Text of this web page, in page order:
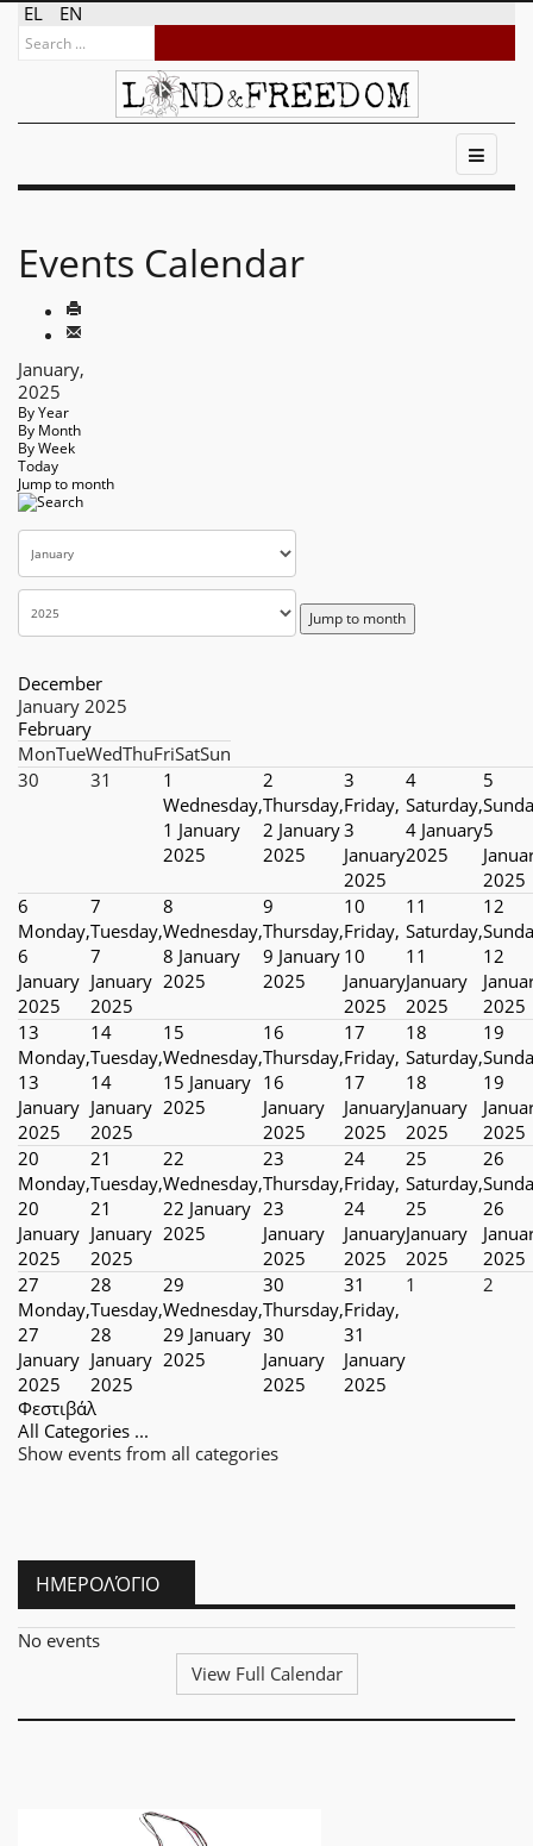
EL EN
Events Calendar
January,
2025
By Year
By Month
By Week
Today
Jump to month
Jump to month
December
January 2025
February
MonTueWedThuFriSatSun
30
31
1
Wednesday,
1 January
2025
2
Thursday,
2 January
2025
3
Friday,
3
January
2025
4
Saturday,
4 January
2025
5
5
2025
6
Monday,
6
January
2025
7
Tuesday,
7
January
2025
8
Wednesday,
8 January
2025
9
Thursday,
9 January
2025
10
Friday,
10
January
2025
11
Saturday,
11
January
2025
12
12
2025
13
Monday,
13
January
2025
14
Tuesday,
14
January
2025
15
Wednesday,
15 January
2025
16
Thursday,
16
January
2025
17
Friday,
17
January
2025
18
Saturday,
18
January
2025
19
19
2025
20
Monday,
20
January
2025
21
Tuesday,
21
January
2025
22
Wednesday,
22 January
2025
23
Thursday,
23
January
2025
24
Friday,
24
January
2025
25
Saturday,
25
January
2025
26
26
2025
27
Monday,
27
January
2025
28
Tuesday,
28
January
2025
29
Wednesday,
29 January
2025
30
Thursday,
30
January
2025
31
Friday,
31
January
2025
1 2
Φεστιβάλ
All Categories ...
Show events from all categories
ΗΜΕΡΟΛΌΓΙΟ
No events
View Full Calendar